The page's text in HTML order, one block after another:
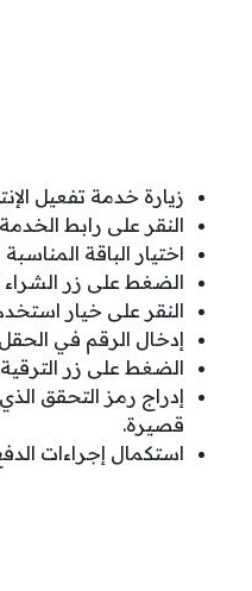
زيارة خدمة تفعيل
النقر على رابط
اختيار الباقة
الضغط على زر الشراء
النقر على خيار
إدخال الرقم في
الضغط على زر
إدراج رمز التحقق
قصيرة.
استكمال إجراءات